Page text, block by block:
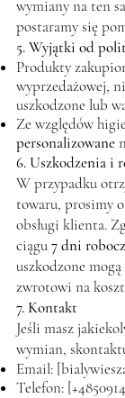
wymiany na ten
postaramy się
5. Wyjątki od
Produkty
wyprzedażowej,
uszkodzone lub
Ze względów
personalizowane
6. Uszkodzenia i
W przypadku
towaru, prosimy
obsługi klienta.
ciągu7 dni
uszkodzone
zwrotowi na
7. Kontakt
Jeśli masz
wymian,
Email: [
Telefon: